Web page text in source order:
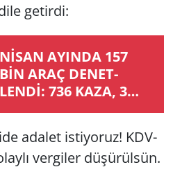
getirdi:
NİSAN AYIN­DA 157
BİN ARAÇ DE­NET­
LENDİ: 736 KAZA, 3
CAN KAYBI
adalet istiyoruz! KDV-
vergiler düşürülsün.